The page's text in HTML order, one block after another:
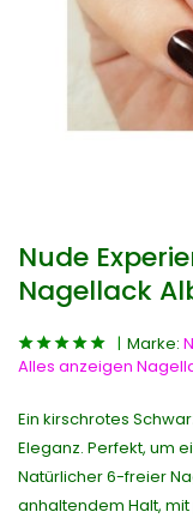
Nude
Nagellack
Marke:
Alles anzeigen
Ein kirschrotes
Eleganz. Perfekt, um
Natürlicher 6-freier
anhaltendem Halt,